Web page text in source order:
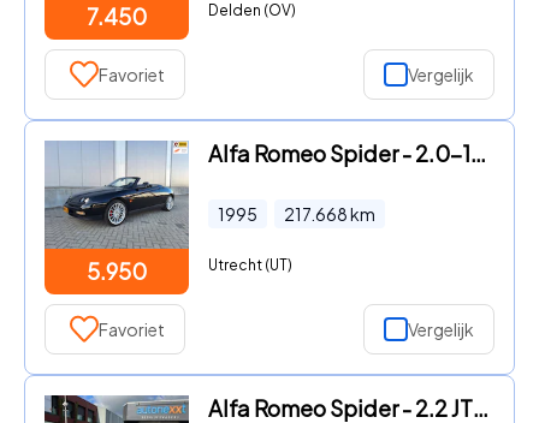
7.450 Delden (OV)
Favoriet Vergelijk
5.950
Alfa Romeo Spider - 2.0-16V TwinSpark -18 inch - airco
1995 217.668km
Utrecht (UT)
Favoriet Vergelijk
Alfa Romeo Spider - 2.2 JTS Exclusive AIRCO I NAVIGATIE I LMV I ELEKTRISCH DAK I